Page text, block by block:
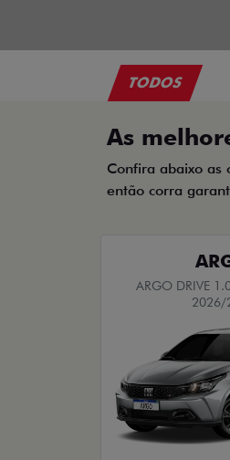
TODOS
As
Confira abaixo as
então corra
ARGO DRIVE
2026/